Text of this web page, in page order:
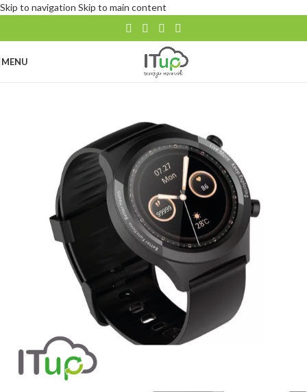
Skip to navigation Skip to main content
MENU